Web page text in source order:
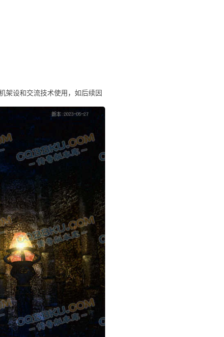
架设和交流技术使用，如后续因